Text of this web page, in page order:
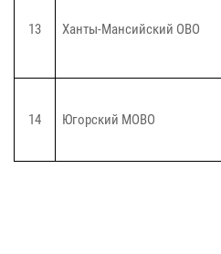
13 Ханты-Мансийский ОВО
14 Югорский МОВО